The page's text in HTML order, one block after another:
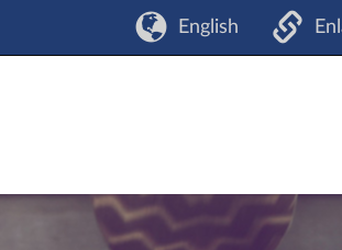
English